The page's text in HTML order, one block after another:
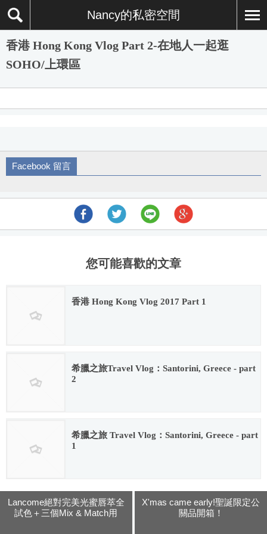
Nancy的私密空間
香港 Hong Kong Vlog Part 2-在地人一起逛
SOHO/上環區
Facebook 留言
您可能喜歡的文章
香港 Hong Kong Vlog 2017 Part 1
希臘之旅Travel Vlog：Santorini, Greece - part
2
希臘之旅 Travel Vlog：Santorini, Greece - part
1
Lancome絕對完美光蜜唇萃全
試色＋三個Mix & Match用
X'mas came early!聖誕限定公
關品開箱！